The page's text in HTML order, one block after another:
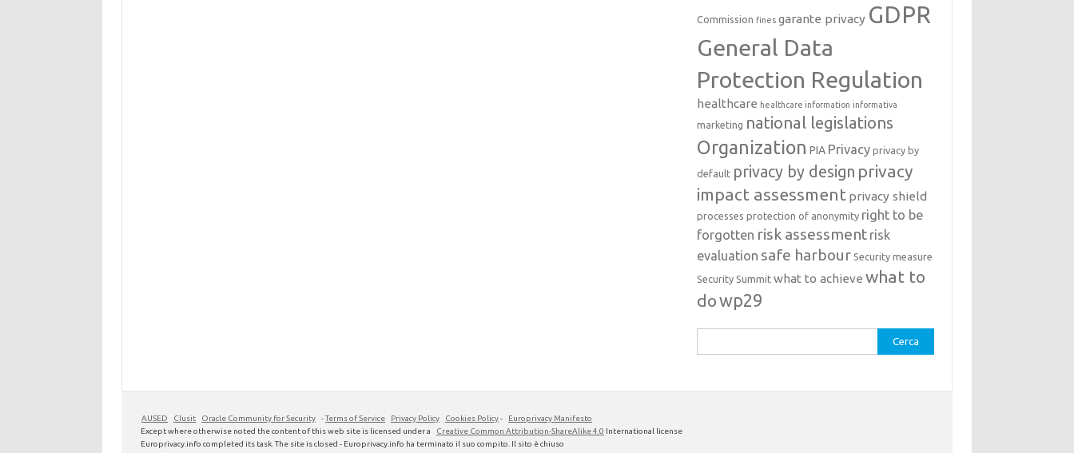
Commission fines garante privacy GDPR
General Data
Protection Regulation
healthcare healthcare information informativa
marketing national legislations
Organization PIA Privacy privacy by
default privacy by design privacy
impact assessment privacy shield
processes protection of anonymity right to be
forgotten risk assessment risk
evaluation safe harbour Security measure
Security Summit what to achieve what to
dowp29
per:
AUSED Clusit Oracle Community for Security -Terms of Service Privacy Policy Cookies Policy-
Europrivacy Manifesto
Except where otherwise noted the content of this web site is licensed under a
Creative Common Attribution-ShareAlike 4.0 International license
Europrivacy.info completed its task. The site is closed - Europrivacy.info ha terminato il suo compito. Il sito è chiuso